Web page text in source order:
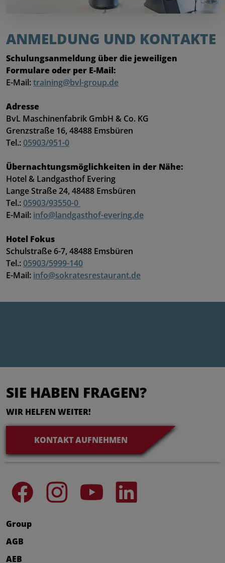
ANMELDUNG UND KONTAKTE
Schulungsanmeldung über die jeweiligen
Formulare oder per E-Mail:
E-Mail:training@bvl-group.de
Adresse
BvL Maschinenfabrik GmbH & Co. KG
Grenzstraße 16, 48488 Emsbüren
Tel.: 05903/951-0
Übernachtungsmöglichkeiten in der Nähe:
Hotel & Landgasthof Evering
Lange Straße 24, 48488 Emsbüren
Tel.: 05903/93550-0
E-Mail: info@landgasthof-evering.de
Hotel Fokus
Schulstraße 6-7, 48488 Emsbüren
Tel.: 05903/5999-140
E-Mail: info@sokratesrestaurant.de
SIE HABEN FRAGEN?
WIR HELFEN WEITER!
KONTAKT AUFNEHMEN
Group
AGB
AEB